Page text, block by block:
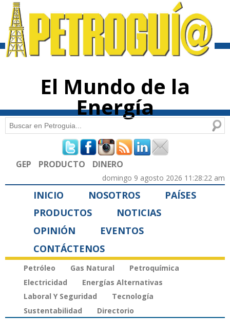
contenido
El Mundo de la
Energía
Formulario de búsqueda
Buscar
GEP PRODUCTO DINERO
domingo 9 agosto 2026 11:28:22 am
INICIO NOSOTROS
PAÍSES
PRODUCTOS
NOTICIAS
OPINIÓN
EVENTOS
CONTÁCTENOS
Petróleo Gas Natural
Petroquímica
Electricidad
Energías Alternativas
Laboral Y Seguridad
Tecnología
Sustentabilidad
Directorio